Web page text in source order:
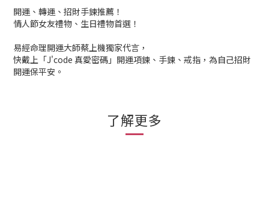
開運、轉運、招財手鍊推薦！
情人節女友禮物、生日禮物首選！
易經命理開運大師蔡上機獨家代言，
快戴上「J'code 真愛密碼」開運項鍊、手鍊、戒指，為自己招財
開運保平安。
了解更多